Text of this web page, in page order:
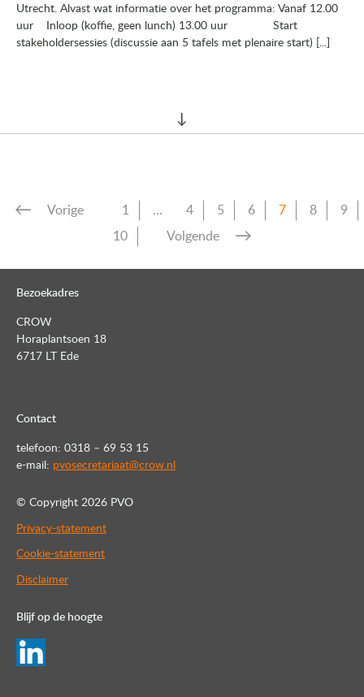
Utrecht. Alvast wat informatie over het programma: Vanaf 12.00
uur Inloop (koffie, geen lunch) 13.00 uur Start
stakeholdersessies (discussie aan 5 tafels met plenaire start) [...]
Vorige 1 … 4 5 6 7 8
9
10
Volgende
Bezoekadres
CROW
Horaplantsoen 18
6717 LT Ede
Contact
telefoon: 0318 – 69 53 15
e-mail: pvosecretariaat@crow.nl
© Copyright 2026 PVO
Privacy-statement
Cookie-statement
Disclaimer
Blijf op de hoogte